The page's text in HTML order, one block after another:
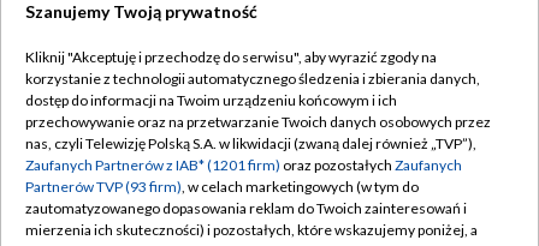
TVP
Abonament TVP
Emisja w TVP
Centrum informacji TVP
Naziemna Telewizja Cyfrowa
Regulamin TVP
Polityka prywatności
Moje zgody
Szanujemy Twoją prywatność
Kliknij "Akceptuję i przechodzę do serwisu", aby wyrazić zgody na
korzystanie z technologii automatycznego śledzenia i zbierania danych,
dostęp do informacji na Twoim urządzeniu końcowym i ich
przechowywanie oraz na przetwarzanie Twoich danych osobowych przez
nas, czyli Telewizję Polską S.A. w likwidacji (zwaną dalej również „TVP”),
Zaufanych Partnerów z IAB* (1201 firm) oraz pozostałych Zaufanych
Partnerów TVP (93 firm), w celach marketingowych (w tym do
zautomatyzowanego dopasowania reklam do Twoich zainteresowań i
mierzenia ich skuteczności) i pozostałych, które wskazujemy poniżej, a